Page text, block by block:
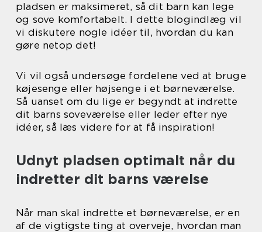
pladsen er maksimeret, så dit barn kan lege
og sove komfortabelt. I dette blogindlæg vil
vi diskutere nogle idéer til, hvordan du kan
gøre netop det!
Vi vil også undersøge fordelene ved at bruge
køjesenge eller højsenge i et børneværelse.
Så uanset om du lige er begyndt at indrette
dit barns soveværelse eller leder efter nye
idéer, så læs videre for at få inspiration!
Udnyt pladsen optimalt når du
indretter dit barns værelse
Når man skal indrette et børneværelse, er en
af de vigtigste ting at overveje, hvordan man